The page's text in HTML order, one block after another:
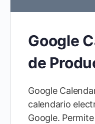
Google
de
Google
calendario
Google.